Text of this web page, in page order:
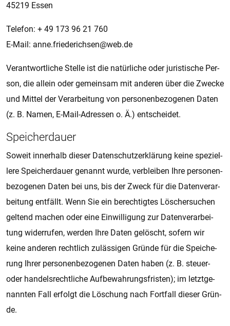
45219 Essen
Te­le­fon: + 49 173 96 21 760
E-Mail: anne.frie­de­rich­sen@web.de
Ver­ant­wort­li­che Stel­le ist die na­tür­li­che oder ju­ris­ti­sche Per­
son, die al­lein oder ge­mein­sam mit an­de­ren über die Zwe­cke
und Mit­tel der Ver­a­r­bei­tung von per­so­nen­be­zo­ge­nen Daten
(z. B. Namen, E-Mail-Adres­sen o. Ä.) ent­schei­det.
Spei­cher­dau­er
So­weit in­ner­halb die­ser Da­ten­schut­z­er­klä­rung keine spe­zi­el­
le­re Spei­cher­dau­er ge­nannt wurde, ver­blei­ben Ihre per­so­nen­
be­zo­ge­nen Daten bei uns, bis der Zweck für die Da­ten­ver­a­r­
bei­tung ent­fällt. Wenn Sie ein be­rech­tig­tes Lö­scher­su­chen
gel­tend ma­chen oder eine Ein­wil­li­gung zur Da­ten­ver­a­r­bei­
tung wi­der­ru­fen, wer­den Ihre Daten ge­löscht, so­fern wir
keine an­de­ren recht­lich zu­läs­si­gen Grün­de für die Spei­che­
rung Ihrer per­so­nen­be­zo­ge­nen Daten haben (z. B. steu­er-
oder han­dels­recht­li­che Auf­be­wah­rungs­fris­ten); im letzt­ge­
nann­ten Fall er­folgt die Lö­schung nach Fort­fall die­ser Grün­
de.